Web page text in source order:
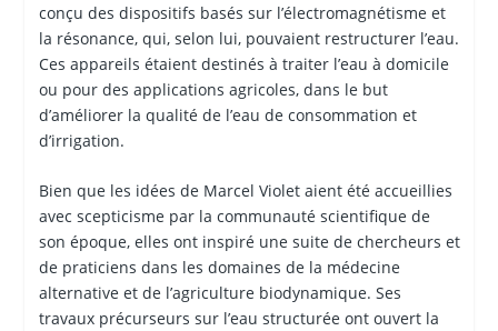
conçu des dispositifs basés sur l’électromagnétisme et
la résonance, qui, selon lui, pouvaient restructurer l’eau.
Ces appareils étaient destinés à traiter l’eau à domicile
ou pour des applications agricoles, dans le but
d’améliorer la qualité de l’eau de consommation et
d’irrigation.
Bien que les idées de Marcel Violet aient été accueillies
avec scepticisme par la communauté scientifique de
son époque, elles ont inspiré une suite de chercheurs et
de praticiens dans les domaines de la médecine
alternative et de l’agriculture biodynamique. Ses
travaux précurseurs sur l’eau structurée ont ouvert la